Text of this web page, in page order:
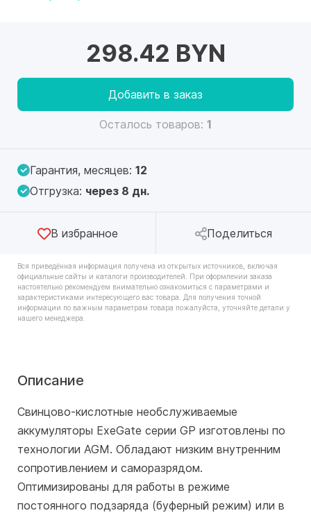
298.42 BYN
Добавить в заказ
Осталось товаров: 1
Гарантия, месяцев: 12
Отгрузка: через 8 дн.
В избранное Поделиться
Вся приведённая информация получена из открытых источников, включая
официальные сайты и каталоги производителей. При оформлении заказа
настоятельно рекомендуем внимательно ознакомиться с параметрами и
характеристиками интересующего вас товара. Для получения точной
информации по важным параметрам товара пожалуйста, уточняйте детали у
нашего менеджера.
Описание
Свинцово-кислотные необслуживаемые
аккумуляторы ExeGate серии GP изготовлены по
технологии AGM. Обладают низким внутренним
сопротивлением и саморазрядом.
Оптимизированы для работы в режиме
постоянного подзаряда (буферный режим) или в